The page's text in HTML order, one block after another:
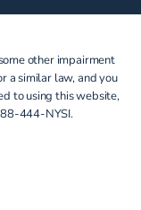
other impairment
a similar law, and you
to using this website,
444-NYSI.